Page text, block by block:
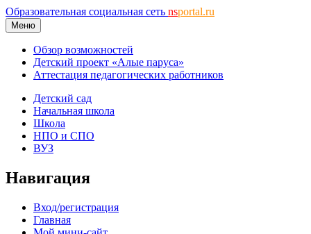
Образовательная социальная сеть nsportal.ru
Меню
Обзор возможностей
Детский проект «Алые паруса»
Аттестация педагогических работников
Детский сад
Начальная школа
Школа
НПО и СПО
ВУЗ
Навигация
Вход/регистрация
Главная